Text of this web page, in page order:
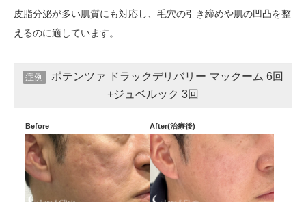
皮脂分泌が多い肌質にも対応し、毛穴の引き締めや肌の凹凸を整
えるのに適しています。
症例
ポテンツァ ドラックデリバリー マックーム 6回
+ジュベルック 3回
Before After(治療後)